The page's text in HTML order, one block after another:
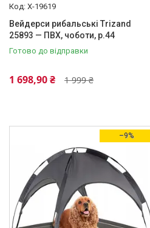
Срібний
Чорний 1
Матеріал корпусу
Метал
Тип управління
Механічне
Країна виробник
Польща 76
X-19619
Вейдерси рибальські Trizand
25893 — ПВХ, чоботи, р.44
Готово до відправки
1 999 ₴
1 698,90 ₴
–9%